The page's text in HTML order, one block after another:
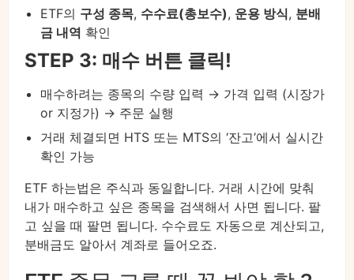
ETF의 구성 종목, 수수료(총보수), 운용 방식, 분배
금 내역 확인
STEP 3: 매수 버튼 클릭!
매수하려는 종목의 수량 입력 → 가격 입력 (시장가
or 지정가) → 주문 실행
거래 체결되면 HTS 또는 MTS의 ‘잔고’에서 실시간
확인 가능
ETF 하는법은 주식과 동일합니다. 거래 시간에 맞춰
내가 매수하고 싶은 종목을 검색해서 사면 됩니다. 팔
고 싶을 때 팔면 됩니다. 수수료도 자동으로 계산되고,
분배금도 알아서 계좌로 들어오죠.